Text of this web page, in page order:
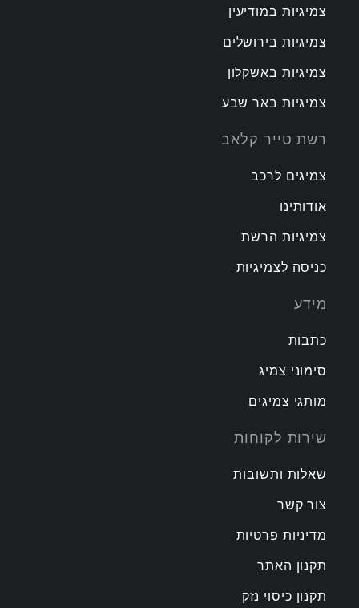
צמיגיות במודיעין
צמיגיות בירושלים
צמיגיות באשקלון
צמיגיות באר שבע
רשת טייר קלאב
צמיגים לרכב
אודותינו
צמיגיות הרשת
כניסה לצמיגיות
מידע
כתבות
סימוני צמיג
מותגי צמיגים
שירות לקוחות
שאלות ותשובות
צור קשר
מדיניות פרטיות
תקנון האתר
תקנון כיסוי נזק